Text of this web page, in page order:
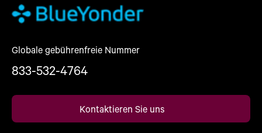
Globale gebührenfreie Nummer
833-532-4764
Kontaktieren Sie uns